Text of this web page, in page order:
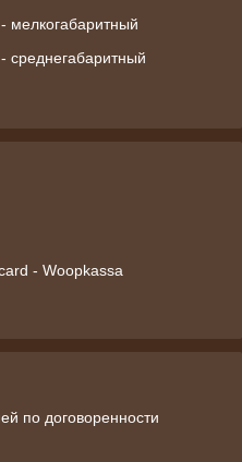
мелкогабаритный
среднегабаритный
- Woopkassa
по договоренности